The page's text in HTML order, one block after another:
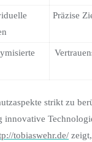
Präzise
strikt zu
tobiaswehr.de/